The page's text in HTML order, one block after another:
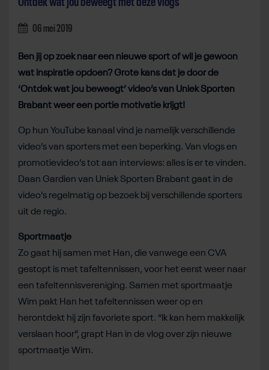
06 mei 2019
Ben jij op zoek naar een nieuwe sport of wil je gewoon
wat inspiratie opdoen? Grote kans dat je door de
‘Ontdek wat jou beweegt’ video’s van Uniek Sporten
Brabant weer een portie motivatie krijgt!
Op hun YouTube kanaal vind je namelijk verschillende
video’s van sporters met een beperking. Van vlogs en
promotievideo’s tot aan interviews: alles is er te vinden.
Daan Gardien van Uniek Sporten Brabant gaat in de
video’s regelmatig op bezoek bij verschillende sporters
uit de regio.
Sportmaatje
Zo gaat hij samen met Han, die vanwege een CVA
gestopt is met tafeltennissen, voor het eerst weer naar
een tafeltennisvereniging. Samen met sportmaatje
Wim pakt Han het tafeltennissen weer op en
herontdekt hij zijn favoriete sport. “Ik kan hem makkelijk
verslaan hoor”, grapt Han in de vlog over zijn nieuwe
sportmaatje Wim.